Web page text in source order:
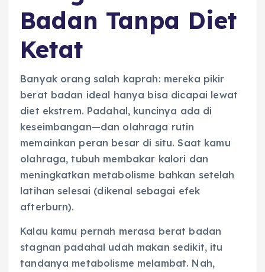
Badan Tanpa Diet
Ketat
Banyak orang salah kaprah: mereka pikir
berat badan ideal hanya bisa dicapai lewat
diet ekstrem. Padahal, kuncinya ada di
keseimbangan—dan olahraga rutin
memainkan peran besar di situ. Saat kamu
olahraga, tubuh membakar kalori dan
meningkatkan metabolisme bahkan setelah
latihan selesai (dikenal sebagai efek
afterburn).
Kalau kamu pernah merasa berat badan
stagnan padahal udah makan sedikit, itu
tandanya metabolisme melambat. Nah,